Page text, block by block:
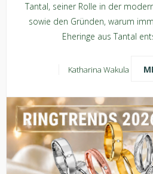
Tantal, seiner Rolle in der
sowie den Gründen, warum
Eheringe aus Tantal
Katharina Wakula